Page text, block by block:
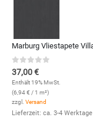
0out of 5
37,00€
Enthält 19% MwSt.
(6,94€ / 1 m²)
zzgl. Versand
Lieferzeit: ca. 3-4 Werktage